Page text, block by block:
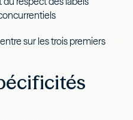
sur les trois premiers